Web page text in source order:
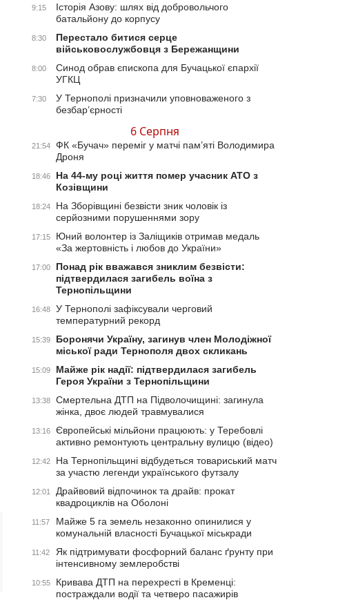
9:15
Історія Азову: шлях від добровольчого
батальйону до корпусу
8:30
Перестало битися серце
військовослужбовця з Бережанщини
8:00
Синод обрав єпископа для Бучацької єпархії
УГКЦ
7:30
У Тернополі призначили уповноваженого з
безбар’єрності
6 Серпня
21:54
ФК «Бучач» переміг у матчі пам’яті Володимира
Дроня
18:46
На 44-му році життя помер учасник АТО з
Козівщини
18:24
На Зборівщині безвісти зник чоловік із
серйозними порушеннями зору
17:15
Юний волонтер із Заліщиків отримав медаль
«За жертовність і любов до України»
17:00
Понад рік вважався зниклим безвісти:
підтвердилася загибель воїна з
Тернопільщини
16:48
У Тернополі зафіксували черговий
температурний рекорд
15:39
Боронячи Україну, загинув член Молодіжної
міської ради Тернополя двох скликань
15:09
Майже рік надії: підтвердилася загибель
Героя України з Тернопільщини
13:38
Смертельна ДТП на Підволочищині: загинула
жінка, двоє людей травмувалися
13:16
Європейські мільйони працюють: у Теребовлі
активно ремонтують центральну вулицю (відео)
12:42
На Тернопільщині відбудеться товариський матч
за участю легенди українського футзалу
12:01
Драйвовий відпочинок та драйв: прокат
квадроциклів на Оболоні
11:57
Майже 5 га земель незаконно опинилися у
комунальній власності Бучацької міськради
11:42
Як підтримувати фосфорний баланс ґрунту при
інтенсивному землеробстві
10:55
Кривава ДТП на перехресті в Кременці:
постраждали водії та четверо пасажирів